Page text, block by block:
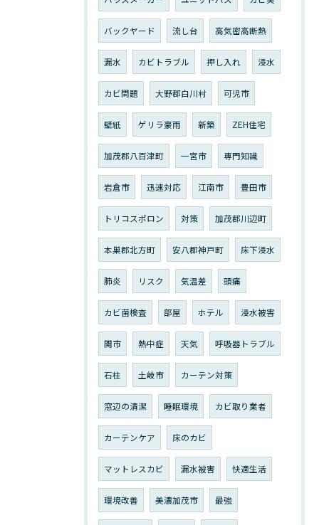
バックヤード 流し台 高気密高断熱
漏水 カビトラブル 押し入れ 浸水
カビ問題 大野郡白川村 可児市
壁紙 ゲリラ豪雨 新築 ZEH住宅
加茂郡八百津町 一宮市 専門知識
岩倉市 迅速対応 江南市 豊田市
トリコスポロン 対策 加茂郡川辺町
本巣郡北方町 安八郡神戸町 床下浸水
肺炎 リスク 気温差 頭痛
カビ菌検査 部屋 ホテル 浸水被害
関市 熱中症 天気 呼吸器トラブル
石柱 土岐市 カーテン対策
窓辺の清潔 睡眠環境 カビ取り業者
カーテンケア 床のカビ
マットレスカビ 漏水被害 快適生活
環境改善 美濃加茂市 最強